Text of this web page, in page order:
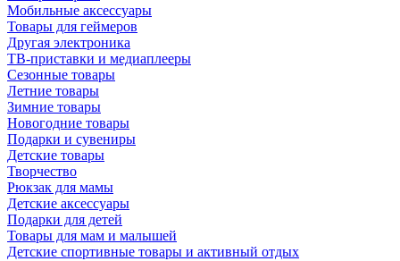
Мобильные аксессуары
Товары для геймеров
Другая электроника
ТВ-приставки и медиаплееры
Сезонные товары
Летние товары
Зимние товары
Новогодние товары
Подарки и сувениры
Детские товары
Творчество
Рюкзак для мамы
Детские аксессуары
Подарки для детей
Товары для мам и малышей
Детские спортивные товары и активный отдых